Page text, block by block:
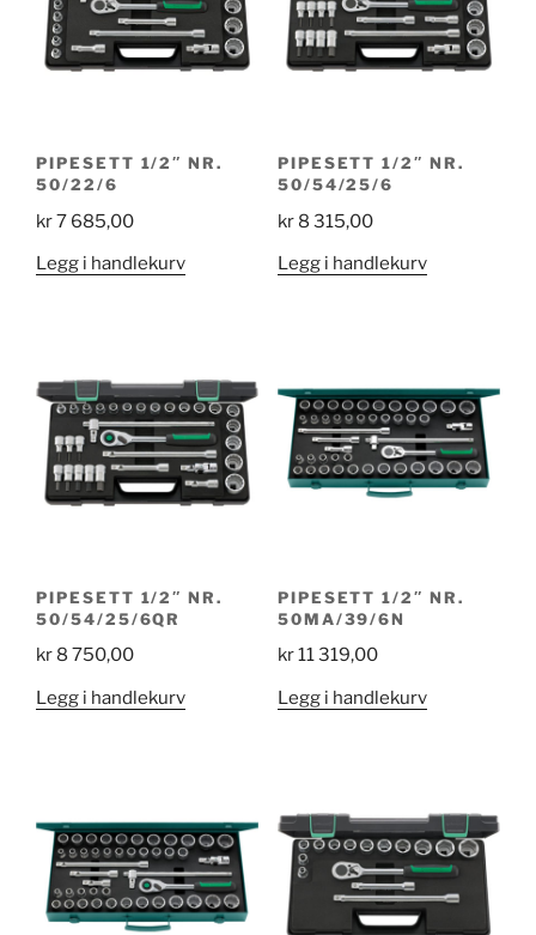
PIPESETT 1/2″ NR.
50/22/6
kr7 685,00
Legg i handlekurv
PIPESETT 1/2″ NR.
50/54/25/6
kr8 315,00
Legg i handlekurv
PIPESETT 1/2″ NR.
50/54/25/6QR
kr 8 750,00
Legg i handlekurv
PIPESETT 1/2″ NR.
50MA/39/6N
kr11 319,00
Legg i handlekurv